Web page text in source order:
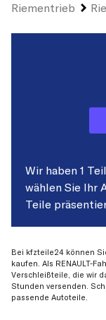
Riementrieb
Wir haben 1
wählen Sie Ihr
Teile
Bei kfzteile24 können
kaufen. Als RENAULT-
Verschleißteile, die wir
Stunden versenden.
passende Autoteile.